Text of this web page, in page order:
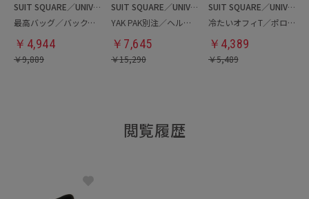
SUIT SQUARE／UNIVERSAL LANGUAGE
最高バッグ／バックパック
￥ 4,944
￥9,889
SUIT SQUARE／UNIVERSAL LANGUAGE
YAK PAK別注／ヘルメットバッグ
￥ 7,645
￥15,290
SUIT SQUARE／UNIVERSAL LANGUAGE
冷たいオフィT／ポロシャツ
￥ 4,389
￥5,489
閲覧履歴